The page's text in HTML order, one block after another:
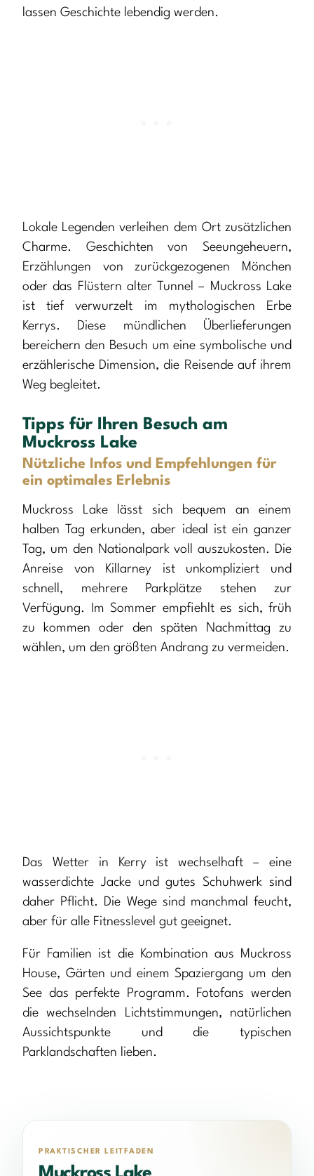
lassen Geschichte lebendig werden.
Lokale Legenden verleihen dem Ort zusätzlichen
Charme. Geschichten von Seeungeheuern,
Erzählungen von zurückgezogenen Mönchen
oder das Flüstern alter Tunnel – Muckross Lake
ist tief verwurzelt im mythologischen Erbe
Kerrys. Diese mündlichen Überlieferungen
bereichern den Besuch um eine symbolische und
erzählerische Dimension, die Reisende auf ihrem
Weg begleitet.
Tipps für Ihren Besuch am
Muckross Lake
Nützliche Infos und Empfehlungen für
ein optimales Erlebnis
Muckross Lake lässt sich bequem an einem
halben Tag erkunden, aber ideal ist ein ganzer
Tag, um den Nationalpark voll auszukosten. Die
Anreise von Killarney ist unkompliziert und
schnell, mehrere Parkplätze stehen zur
Verfügung. Im Sommer empfiehlt es sich, früh
zu kommen oder den späten Nachmittag zu
wählen, um den größten Andrang zu vermeiden.
Das Wetter in Kerry ist wechselhaft – eine
wasserdichte Jacke und gutes Schuhwerk sind
daher Pflicht. Die Wege sind manchmal feucht,
aber für alle Fitnesslevel gut geeignet.
Für Familien ist die Kombination aus Muckross
House, Gärten und einem Spaziergang um den
See das perfekte Programm. Fotofans werden
die wechselnden Lichtstimmungen, natürlichen
Aussichtspunkte und die typischen
Parklandschaften lieben.
PRAKTISCHER LEITFADEN